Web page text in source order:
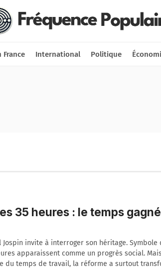
France International Politique
Nous soutenir
35 heures : le temps
Jospin invite à interroger son héritage. Symbole
apparaissent comme un progrès social.
du temps de travail, la réforme a surtout